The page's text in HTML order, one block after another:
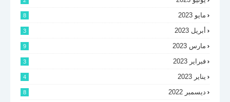
مايو 2023 8
أبريل 2023 3
مارس 2023 9
فبراير 2023 3
يناير 2023 4
ديسمبر 2022 8